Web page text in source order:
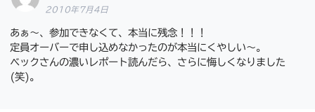
2010年7月4日
あぁ～、参加できなくて、本当に残念！！！
定員オーバーで申し込めなかったのが本当にくやしい～。
ベックさんの濃いレポート読んだら、さらに悔しくなりました
(笑)。